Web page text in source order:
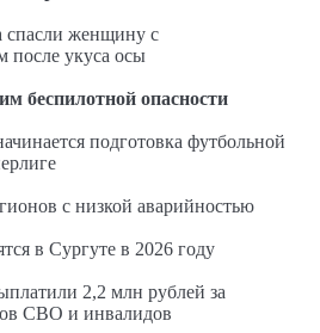
женщину с
после укуса осы
беспилотной опасности
подготовка футбольной
с низкой аварийностью
в Сургуте в 2026 году
2,2 млн рублей за
СВО и инвалидов